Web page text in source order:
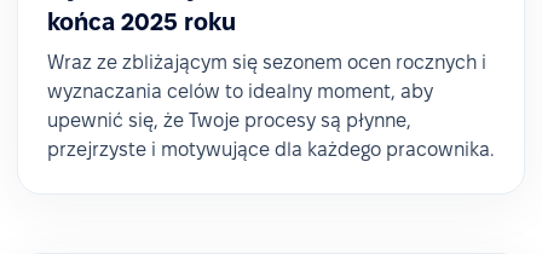
końca 2025 roku
Wraz ze zbliżającym się sezonem ocen rocznych i
wyznaczania celów to idealny moment, aby
upewnić się, że Twoje procesy są płynne,
przejrzyste i motywujące dla każdego pracownika.